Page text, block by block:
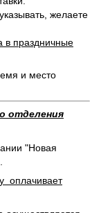
желаете
в праздничные
и место
отделения
"Новая
оплачивает